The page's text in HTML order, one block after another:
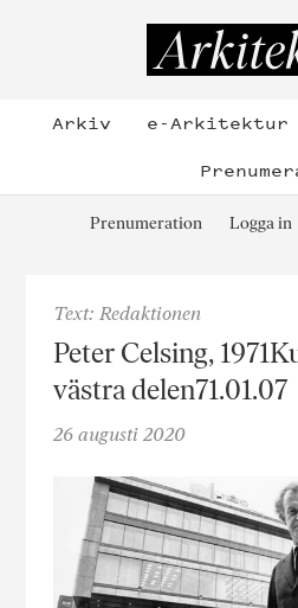
Arkiv e-Arkitektur
Prenumeration Logga in
Text: Redaktionen
Peter Celsing,
västra delen71.01.07
26 augusti 2020